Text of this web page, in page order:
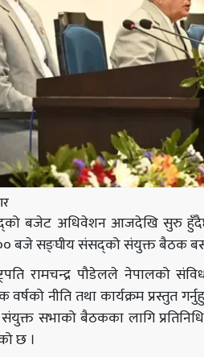
बजेट अधिवेशन आजदेखि सुरु हुँदैछ
बजे सङ्घीय संसद्को संयुक्त बैठक
रामचन्द्र पौडेलले नेपालको
वर्षको नीति तथा कार्यक्रम प्रस्तुत
सभाको बैठकका लागि
छ ।